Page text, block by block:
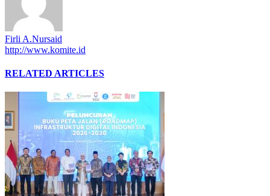
Firli A.Nursaid
http://www.komite.id
RELATED ARTICLES